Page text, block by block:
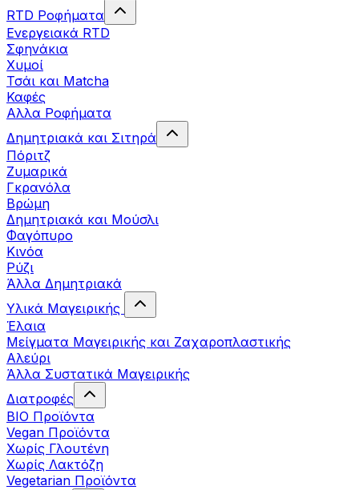
RTD Ροφήματα
Ενεργειακά RTD
Σφηνάκια
Χυμοί
Τσάι και Matcha
Καφές
Αλλα Ροφήματα
Δημητριακά και Σιτηρά
Πόριτζ
Ζυμαρικά
Γκρανόλα
Βρώμη
Δημητριακά και Μούσλι
Φαγόπυρο
Κινόα
Ρύζι
Άλλα Δημητριακά
Υλικά Μαγειρικής
Έλαια
Μείγματα Μαγειρικής και Ζαχαροπλαστικής
Αλεύρι
Άλλα Συστατικά Μαγειρικής
Διατροφές
BIO Προϊόντα
Vegan Προϊόντα
Χωρίς Γλουτένη
Χωρίς Λακτόζη
Vegetarian Προϊόντα